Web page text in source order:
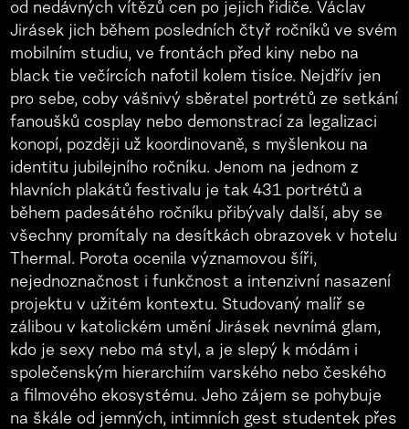
od nedávných vítězů cen po jejich řidiče. Václav
Jirásek jich během posledních čtyř ročníků ve svém
mobilním studiu, ve frontách před kiny nebo na
black tie večírcích nafotil kolem tisíce. Nejdřív jen
pro sebe, coby vášnivý sběratel portrétů ze setkání
fanoušků cosplay nebo demonstrací za legalizaci
konopí, později už koordinovaně, s myšlenkou na
identitu jubilejního ročníku. Jenom na jednom z
hlavních plakátů festivalu je tak 431 portrétů a
během padesátého ročníku přibývaly další, aby se
všechny promítaly na desítkách obrazovek v hotelu
Thermal. Porota ocenila významovou šíři,
nejednoznačnost i funkčnost a intenzivní nasazení
projektu v užitém kontextu. Studovaný malíř se
zálibou v katolickém umění Jirásek nevnímá glam,
kdo je sexy nebo má styl, a je slepý k módám i
společenským hierarchiím varského nebo českého
a filmového ekosystému. Jeho zájem se pohybuje
na škále od jemných, intimních gest studentek přes